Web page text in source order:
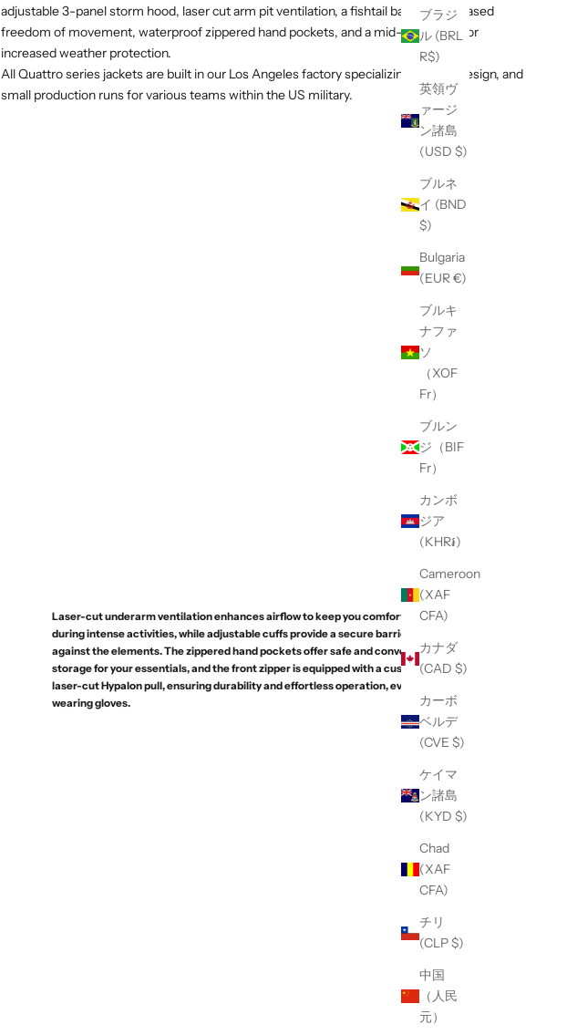
ブラジ
ル (BRL
R$)
英領ヴ
ァージ
ン諸島
(USD $)
ブルネ
イ (BND
$)
Bulgaria
(EUR €)
ブルキ
ナファ
ソ
（XOF
Fr）
ブルン
ジ（BIF
Fr）
カンボ
ジア
(KHR៛)
Cameroon
(XAF
CFA)
カナダ
(CAD $)
カーボ
ベルデ
(CVE $)
ケイマ
ン諸島
(KYD $)
Chad
(XAF
CFA)
チリ
(CLP $)
中国
（人民
元）
adjustable 3-panel storm hood, laser cut arm pit ventilation, a fishtail back for increased
freedom of movement, waterproof zippered hand pockets, and a mid-length cut for
increased weather protection.
All Quattro series jackets are built in our Los Angeles factory specializing in R&D, design, and
small production runs for various teams within the US military.
Laser-cut underarm ventilation enhances airflow to keep you comfortable
during intense activities, while adjustable cuffs provide a secure barrier
against the elements. The zippered hand pockets offer safe and convenient
storage for your essentials, and the front zipper is equipped with a custom
laser-cut Hypalon pull, ensuring durability and effortless operation, even when
wearing gloves.